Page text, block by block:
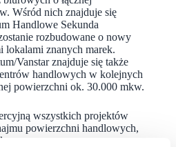
Wśród nich znajduje się
Handlowe Sekunda
rozbudowane o nowy
znanych marek.
Vanstar znajduje się także
handlowych w kolejnych
powierzchni ok. 30.000 mkw.
wszystkich projektów
powierzchni handlowych,